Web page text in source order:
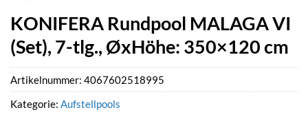
KONIFERA Rundpool MALAGA VI
(Set), 7-tlg., ØxHöhe: 350×120 cm
Artikelnummer: 4067602518995
Kategorie: Aufstellpools